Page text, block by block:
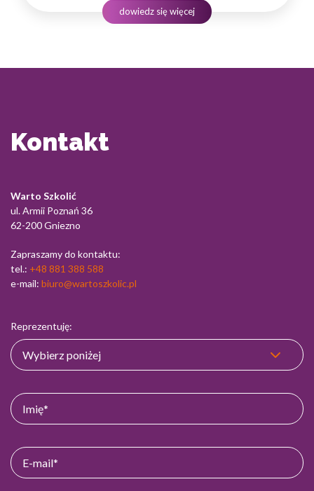
produktowej, lecz także rozwiniętych kompetencji
komunikacyjnych, empatii…
dowiedz się więcej
Kontakt
Warto Szkolić
ul. Armii Poznań 36
62-200 Gniezno
Zapraszamy do kontaktu:
tel.: +48 881 388 588
e-mail: biuro@wartoszkolic.pl
Reprezentuję: